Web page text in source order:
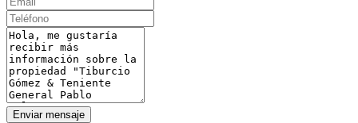
Enviar mensaje